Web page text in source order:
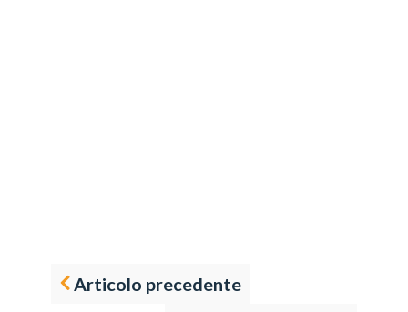
Articolo precedente